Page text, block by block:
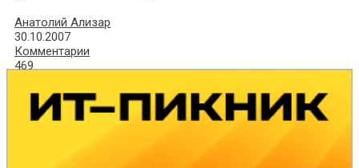
Анатолий Ализар
30.10.2007
Комментарии
469